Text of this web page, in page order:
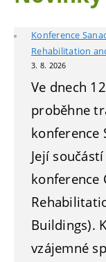
Konference
Rehabilitation
3. 8. 2026
Ve dnech
proběhne
konference
Její
konference
Buildings).
vzájemné